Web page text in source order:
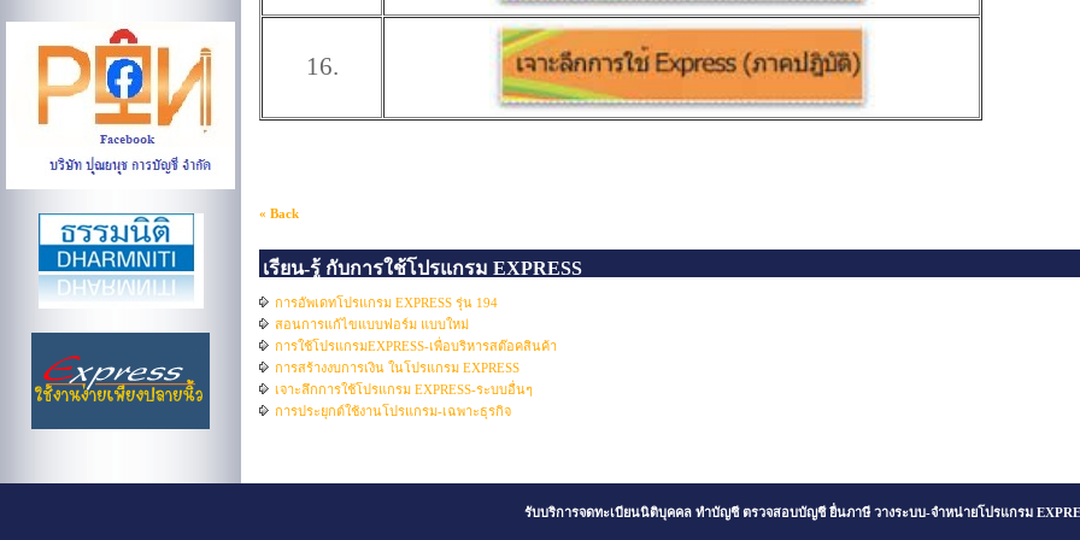
16.
« Back
เรียน-รู้ กับการใช้โปรแกรม EXPRESS
การอัพเดทโปรแกรม EXPRESS รุ่น 194
สอนการแก้ไขแบบฟอร์ม แบบใหม่
การใช้โปรแกรมEXPRESS-เพื่อบริหารสต๊อคสินค้า
การสร้างงบการเงิน ในโปรแกรม EXPRESS
เจาะลึกการใช้โปรแกรม EXPRESS-ระบบอื่นๆ
การประยุกต์ใช้งานโปรแกรม-เฉพาะธุรกิจ
รับบริการจดทะเบียนนิติบุคคล ทำบัญชี ตรวจสอบบัญชี ยื่นภาษี วางระบบ-จำหน่ายโปรแกรม